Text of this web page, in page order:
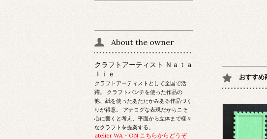
おすすめ
About the owner
クラフトアーティスト Ｎａｔａ
ｌｉｅ
クラフトアーティストとして全国で活
躍。 クラフトパンチを使った作品の
他、紙を使ったあたたかみある作品づく
りが得意。 アナログな表現だからこそ
心に響くと考え、平面から立体まで様々
なクラフトを提案する。
atelier WA・ON こちらからどうぞ